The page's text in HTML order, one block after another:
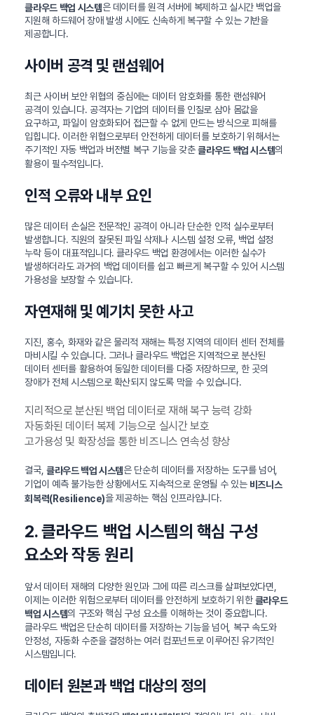
클라우드 백업 시스템은 데이터를 원격 서버에 복제하고 실시간 백업을
지원해 하드웨어 장애 발생 시에도 신속하게 복구할 수 있는 기반을
제공합니다.
사이버 공격 및 랜섬웨어
최근 사이버 보안 위협의 중심에는 데이터 암호화를 통한 랜섬웨어
공격이 있습니다. 공격자는 기업의 데이터를 인질로 삼아 몸값을
요구하고, 파일이 암호화되어 접근할 수 없게 만드는 방식으로 피해를
입힙니다. 이러한 위협으로부터 안전하게 데이터를 보호하기 위해서는
주기적인 자동 백업과 버전별 복구 기능을 갖춘클라우드 백업 시스템의
활용이 필수적입니다.
인적 오류와 내부 요인
많은 데이터 손실은 전문적인 공격이 아니라 단순한 인적 실수로부터
발생합니다. 직원의 잘못된 파일 삭제나 시스템 설정 오류, 백업 설정
누락 등이 대표적입니다. 클라우드 백업 환경에서는 이러한 실수가
발생하더라도 과거의 백업 데이터를 쉽고 빠르게 복구할 수 있어 시스템
가용성을 보장할 수 있습니다.
자연재해 및 예기치 못한 사고
지진, 홍수, 화재와 같은 물리적 재해는 특정 지역의 데이터 센터 전체를
마비시킬 수 있습니다. 그러나 클라우드 백업은 지역적으로 분산된
데이터 센터를 활용하여 동일한 데이터를 다중 저장하므로, 한 곳의
장애가 전체 시스템으로 확산되지 않도록 막을 수 있습니다.
지리적으로 분산된 백업 데이터로 재해 복구 능력 강화
자동화된 데이터 복제 기능으로 실시간 보호
고가용성 및 확장성을 통한 비즈니스 연속성 향상
결국, 클라우드 백업 시스템은 단순히 데이터를 저장하는 도구를 넘어,
기업이 예측 불가능한 상황에서도 지속적으로 운영될 수 있는 비즈니스
회복력(Resilience)을 제공하는 핵심 인프라입니다.
2. 클라우드 백업 시스템의 핵심 구성
요소와 작동 원리
앞서 데이터 재해의 다양한 원인과 그에 따른 리스크를 살펴보았다면,
이제는 이러한 위험으로부터 데이터를 안전하게 보호하기 위한클라우드
백업 시스템의 구조와 핵심 구성 요소를 이해하는 것이 중요합니다.
클라우드 백업은 단순히 데이터를 저장하는 기능을 넘어, 복구 속도와
안정성, 자동화 수준을 결정하는 여러 컴포넌트로 이루어진 유기적인
시스템입니다.
데이터 원본과 백업 대상의 정의